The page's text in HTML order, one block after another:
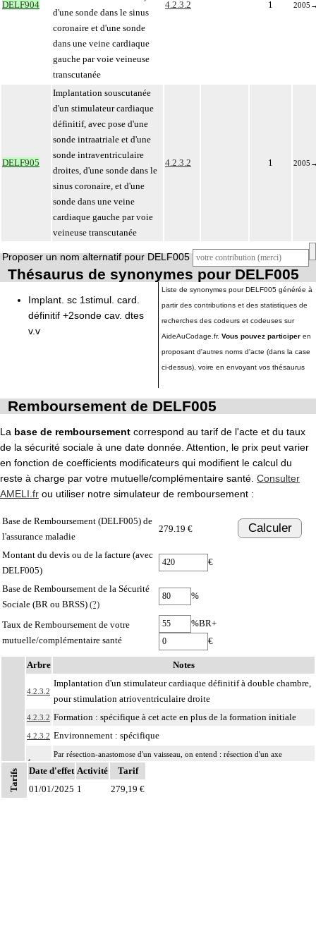
DELF904
d'une sonde dans le sinus
coronaire et d'une sonde
dans une veine cardiaque
gauche par voie veineuse
transcutanée
4.2.3.2 1 2005
DELF905
Implantation souscutanée
d'un stimulateur cardiaque
définitif, avec pose d'une
sonde intraatriale et d'une
sonde intraventriculaire
droites, d'une sonde dans le
sinus coronaire, et d'une
sonde dans une veine
cardiaque gauche par voie
veineuse transcutanée
4.2.3.2 1 2005
Proposer un nom alternatif pour DELF005
Thésaurus de synonymes pour DELF005
Implant. sc 1stimul. card.
définitif +2sonde cav. dtes
v.v
Liste de synonymes pour DELF005 générée à
partir des contributions et des statistiques de
recherches des codeurs et codeuses sur
AideAuCodage.fr. Vous pouvez participer en
proposant d'autres noms d'acte (dans la case
ci-dessus), voire en envoyant vos thésaurus
Remboursement de DELF005
La base de remboursement correspond au tarif de l'acte et du taux
de la sécurité sociale à une date donnée. Attention, le prix peut varier
en fonction de coefficients modificateurs qui modifient le calcul du
reste à charge par votre mutuelle/complémentaire santé. Consulter
AMELI.fr ou utiliser notre simulateur de remboursement :
Base de Remboursement (DELF005) de
l'assurance maladie
279.19 € Calculer
Montant du devis ou de la facture (avec
DELF005)
€
Base de Remboursement de la Sécurité
Sociale (BR ou BRSS) (?)
%
Taux de Remboursement de votre
mutuelle/complémentaire santé
%BR+
€
Arbre Notes
4.2.3.2
Implantation d'un stimulateur cardiaque définitif à double chambre,
pour stimulation atrioventriculaire droite
4.2.3.2 Formation : spécifique à cet acte en plus de la formation initiale
4.2.3.2 Environnement : spécifique
4
Par résection-anastomose d'un vaisseau, on entend : résection d'un axe
vasculaire avec restauration de la continuité par anastomose.
Par recanalisation intraluminale d'un vaisseau, on entend : rétablissement de la
Tarifs Date d'effet Activité
Tarif
01/01/2025 1 279,19 €